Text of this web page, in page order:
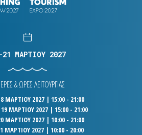
21 ΜΑΡΤΙΟΥ 2027
& ΩΡΕΣ ΛΕΙΤΟΥΡΓΙΑΣ
ΜΑΡΤΙΟΥ 2027 | 15:00 - 21:00
ΜΑΡΤΙΟΥ 2027 | 15:00 - 21:00
ΜΑΡΤΙΟΥ 2027 | 10:00 - 21:00
ΜΑΡΤΙΟΥ 2027 | 10:00 - 20:00